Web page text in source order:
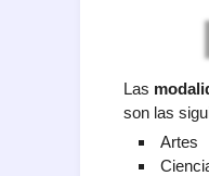
Las
son las
Artes